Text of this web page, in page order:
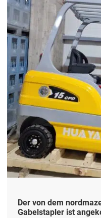
wir die richtige
Brasilien erhalten
Der von dem
Gabelstapler ist